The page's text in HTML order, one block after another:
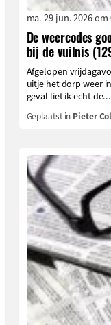
ma. 29 jun. 2026 om
De weercodes
bij de vuilnis
Afgelopen
uitje het dorp weer
geval liet ik echt de...
Geplaatst in Pieter